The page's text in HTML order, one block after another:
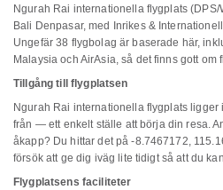
Ngurah Rai internationella flygplats
Bali Denpasar, med Inrikes &
Ungefär 38 flygbolag är baserade här,
Malaysia och AirAsia, så det finns gott
Tillgång till flygplatsen
Ngurah Rai internationella flygplats
från — ett enkelt ställe att börja din resa.
åkapp? Du hittar det på -8.7467172,
försök att ge dig iväg lite tidigt så att du
Flygplatsens faciliteter